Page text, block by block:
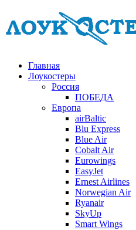
Главная
Лоукостеры
Россия
ПОБЕДА
Европа
airBaltic
Blu Express
Blue Air
Cobalt Air
Eurowings
EasyJet
Ernest Airlines
Norwegian Air
Ryanair
SkyUp
Smart Wings